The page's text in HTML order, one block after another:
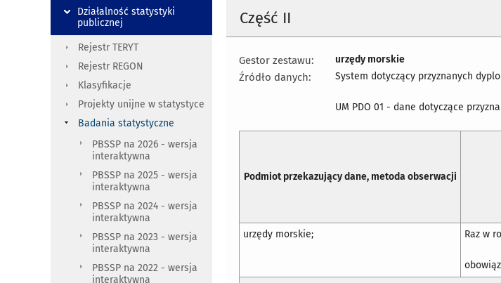
Część II
Gestor zestawu: urzędy morskie
Źródło danych: System dotyczący przyznanych
UM PDO 01 - dane dotyczące
Podmiot przekazujący dane, metoda obserwacji
urzędy morskie; Raz w
Działalność statystyki
publicznej
Rejestr TERYT
Rejestr REGON
Klasyfikacje
Projekty unijne w statystyce
Badania statystyczne
PBSSP na 2026 - wersja
interaktywna
PBSSP na 2025 - wersja
interaktywna
PBSSP na 2024 - wersja
interaktywna
PBSSP na 2023 - wersja
interaktywna
PBSSP na 2022 - wersja
interaktywna